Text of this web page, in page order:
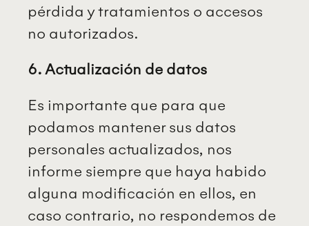
pérdida y tratamientos o accesos
no autorizados.
6. Actualización de datos
Es importante que para que
podamos mantener sus datos
personales actualizados, nos
informe siempre que haya habido
alguna modificación en ellos, en
caso contrario, no respondemos de